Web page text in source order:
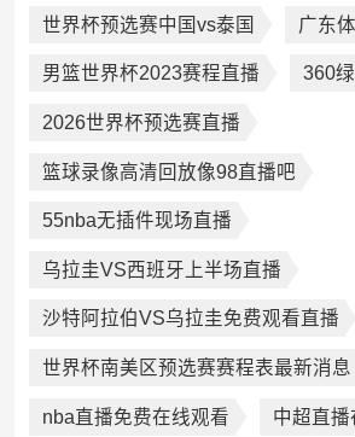
世界杯预选赛中国vs泰国 广东
男篮世界杯2023赛程直播 360
2026世界杯预选赛直播
篮球录像高清回放像98直播吧
55nba无插件现场直播
乌拉圭VS西班牙上半场直播
沙特阿拉伯VS乌拉圭免费观看直播
世界杯南美区预选赛赛程表最新消息
nba直播免费在线观看 中超直